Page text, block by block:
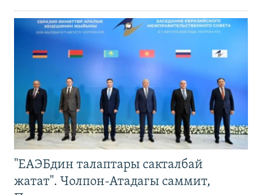
"ЕАЭБдин талаптары сакталбай
жатат". Чолпон-Атадагы саммит,